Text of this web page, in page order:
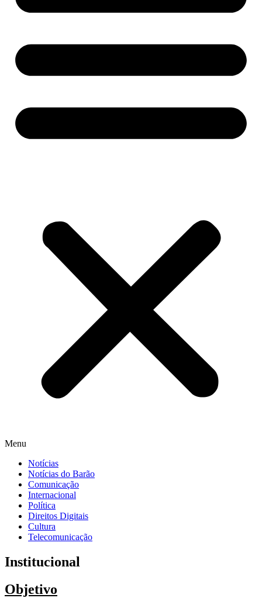
Menu
Notícias
Notícias do Barão
Comunicação
Internacional
Política
Direitos Digitais
Cultura
Telecomunicação
Institucional
Objetivo